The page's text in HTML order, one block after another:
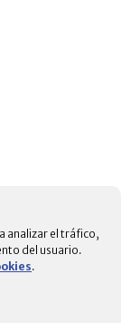
analizar el tráfico,
del usuario.
.